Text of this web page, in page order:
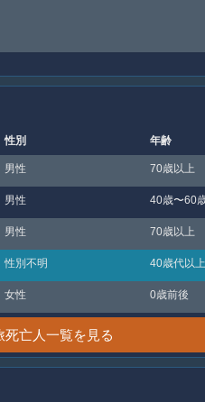
性別 年齢
男性 70歳以上
男性 40歳〜60
男性 70歳以上
性別不明 40歳代以上
女性 0歳前後
亡人一覧を見る